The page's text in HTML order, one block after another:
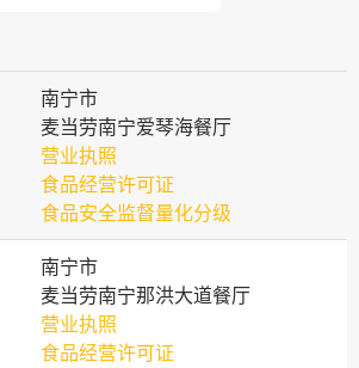
南宁市
麦当劳南宁爱琴海餐厅
营业执照
食品经营许可证
食品安全监督量化分级
南宁市
麦当劳南宁那洪大道餐厅
营业执照
食品经营许可证